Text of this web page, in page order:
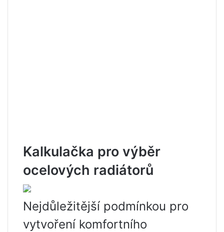
Kalkulačka pro výběr
ocelových radiátorů
Nejdůležitější podmínkou pro
vytvoření komfortního